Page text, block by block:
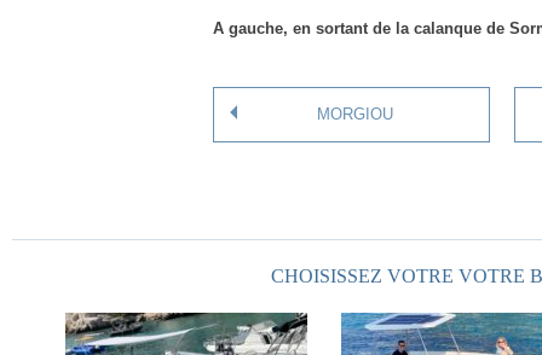
A gauche, en sortant de la calanque de
MORGIOU
CHOISISSEZ VOTRE VOTRE